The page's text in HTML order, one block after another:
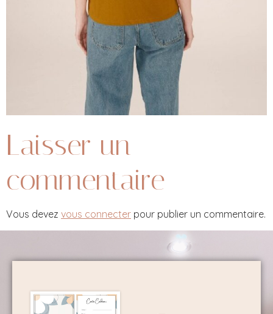
Laisser un
commentaire
Vous devez vous connecter pour publier un commentaire.